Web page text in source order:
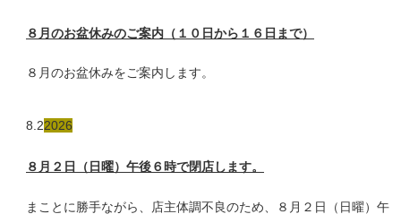
８月のお盆休みのご案内（１０日から１６日まで）
８月のお盆休みをご案内します。
8.22026
８月２日（日曜）午後６時で閉店します。
まことに勝手ながら、店主体調不良のため、８月２日（日曜）午